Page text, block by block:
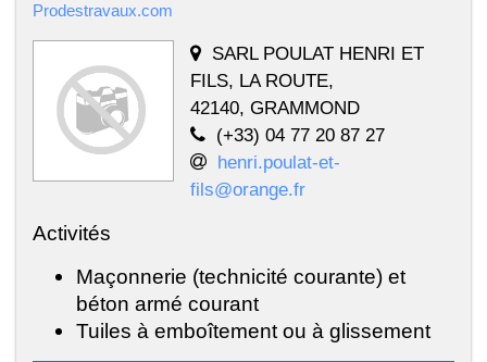
Prodestravaux.com
SARL POULAT HENRI ET
FILS, LA ROUTE,
42140, GRAMMOND
(+33) 04 77 20 87 27
henri.poulat-et-
fils@orange.fr
Activités
Maçonnerie (technicité courante) et
béton armé courant
Tuiles à emboîtement ou à glissement